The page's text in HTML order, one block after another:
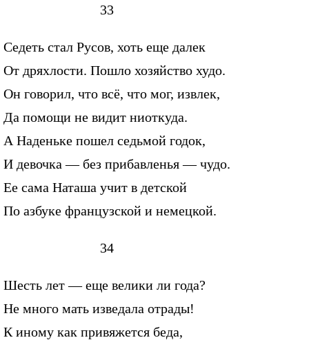
33
Седеть стал Русов, хоть еще далек
От дряхлости. Пошло хозяйство худо.
Он говорил, что всё, что мог, извлек,
Да помощи не видит ниоткуда.
А Наденьке пошел седьмой годок,
И девочка — без прибавленья — чудо.
Ее сама Наташа учит в детской
По азбуке французской и немецкой.
34
Шесть лет — еще велики ли года?
Не много мать изведала отрады!
К иному как привяжется беда,